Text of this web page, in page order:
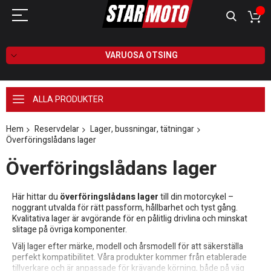
VARUOSA OTSING
ALLA PRODUKTER
Hem Reservdelar
Lager, bussningar, tätningar
Överföringslådans lager
Överföringslådans lager
Här hittar du överföringslådans lagertill din motorcykel –
noggrant utvalda för rätt passform, hållbarhet och tyst gång.
Kvalitativa lager är avgörande för en pålitlig drivlina och minskat
slitage på övriga komponenter.
Välj lager efter märke, modell och årsmodell för att säkerställa
perfekt kompatibilitet. Våra produkter kommer från etablerade
tillverkare och är anpassade för krävande körning, både på väg